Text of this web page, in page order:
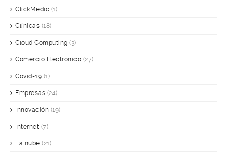
ClickMedic (1)
Clínicas (18)
Cloud Computing (3)
Comercio Electrónico (27)
Covid-19 (1)
Empresas (24)
Innovación (19)
Internet (7)
La nube (21)